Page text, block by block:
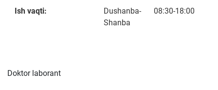
Ish vaqti:
Dushanba-
Shanba
08:30-18:00
Doktor laborant